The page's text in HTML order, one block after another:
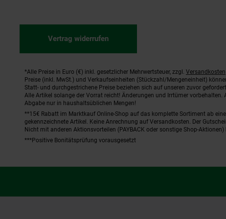
Vertrag widerrufen
Fußnoten
*Alle Preise in Euro (€) inkl. gesetzlicher Mehrwertsteuer, zzgl. Versandkosten
Preise (inkl. MwSt.) und Verkaufseinheiten (Stückzahl/Mengeneinheit)
Statt- und durchgestrichene Preise beziehen sich auf unseren zuvor
Alle Artikel solange der Vorrat reicht! Änderungen und Irrtümer
Abgabe nur in haushaltsüblichen Mengen!
**15€ Rabatt im Marktkauf Online-Shop auf das komplette Sortiment ab
gekennzeichnete Artikel. Keine Anrechnung auf Versandkosten. Der
Nicht mit anderen Aktionsvorteilen (PAYBACK oder sonstige Shop-Aktionen)
***Positive Bonitätsprüfung vorausgesetzt